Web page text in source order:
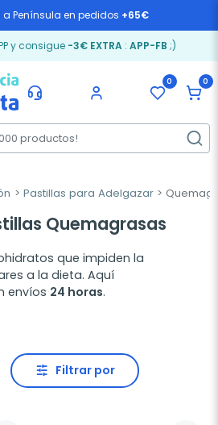
a Península en pedidos +65€
y consigue -3€ EXTRA: APP-FB ;)
0 0
Pastillas para Adelgazar
Quemagrasas
que impiden la
a la dieta. Aquí
envíos 24 horas.
Filtrar por